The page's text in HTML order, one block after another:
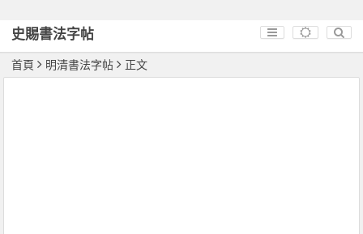
史賜書法字帖
首頁 明清書法字帖 正文